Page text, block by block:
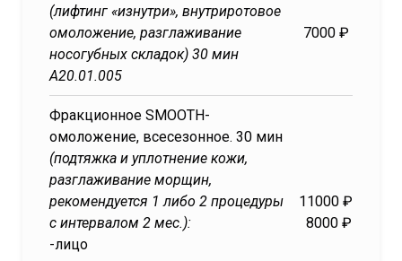
(лифтинг «изнутри», внутриротовое
омоложение, разглаживание
носогубных складок) 30 мин
А20.01.005
7000 ₽
Фракционное SMOOTH-
омоложение, всесезонное. 30 мин
(подтяжка и уплотнение кожи,
разглаживание морщин,
рекомендуется 1 либо 2 процедуры
с интервалом 2 мес.):
-лицо
11000 ₽
8000 ₽